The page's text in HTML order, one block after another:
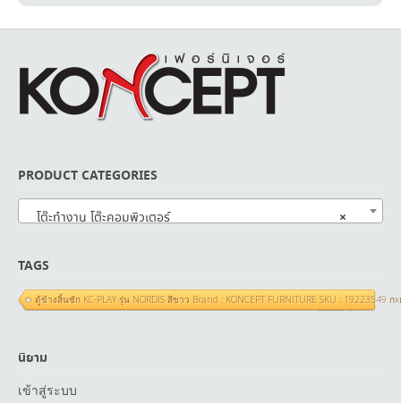
PRODUCT CATEGORIES
×
โต๊ะทำงาน โต๊ะคอมพิวเตอร์
TAGS
ตู้ข้างลิ้นชัก KC-PLAY รุ่น NORDIS สีขาว Brand : KONCEPT FURNITURE SKU : 19223549 ก
นิยาม
เข้าสู่ระบบ